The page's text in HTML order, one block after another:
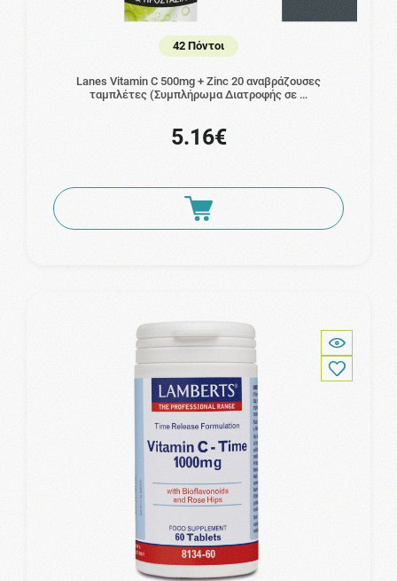
42 Πόντοι
Lanes Vitamin C 500mg + Zinc 20 αναβράζουσες
ταμπλέτες (Συμπλήρωμα Διατροφής σε …
5.16€